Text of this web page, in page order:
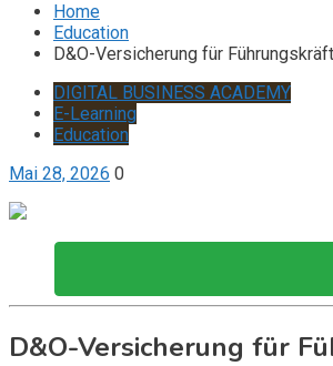
Home
Education
D&O-Versicherung für
DIGITAL BUSINESS ACADEMY
E-Learning
Education
Mai 28, 2026 0
D&O-Versicherung für